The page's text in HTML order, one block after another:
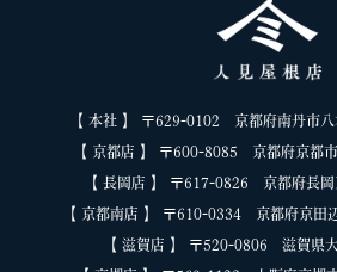
【 本社 】 〒629-0102 京都府南丹市八
【 京都店 】 〒600-8085 京都府京都
【 長岡店 】 〒617-0826 京都府長岡
【 京都南店 】 〒610-0334 京都府京田
【 滋賀店 】 〒520-0806 滋賀県